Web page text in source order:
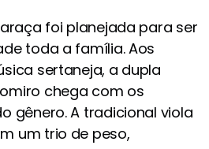
foi planejada para ser
toda a família. Aos
sertaneja, a dupla
chega com os
gênero. A tradicional viola
um trio de peso,